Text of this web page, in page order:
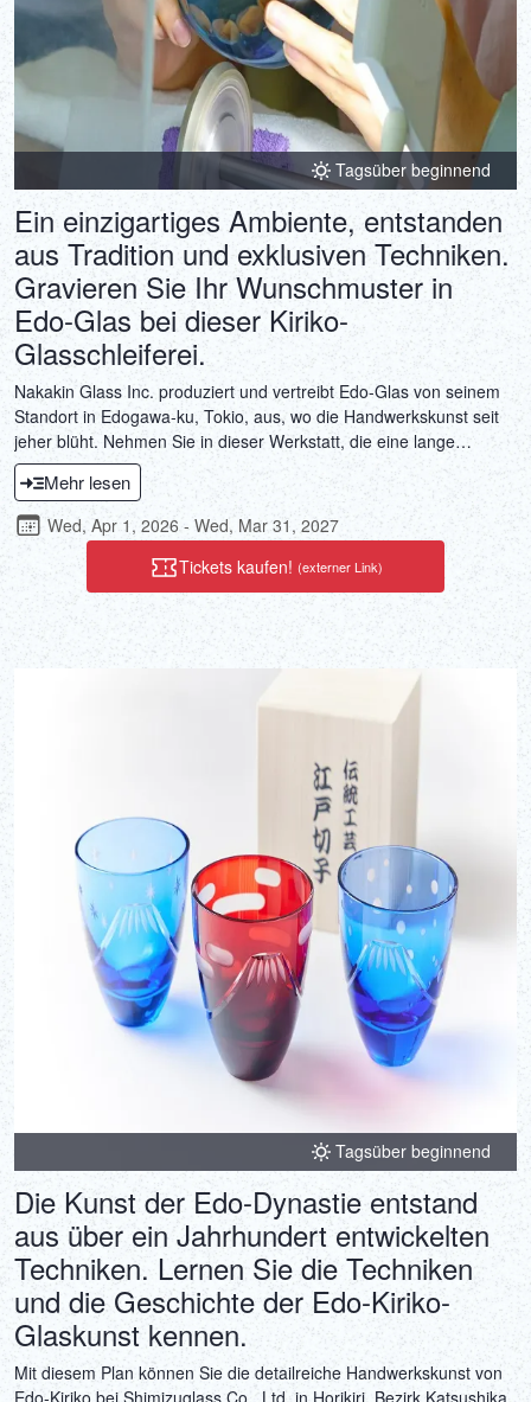
Tagsüber beginnend
Ein einzigartiges Ambiente, entstanden
aus Tradition und exklusiven Techniken.
Gravieren Sie Ihr Wunschmuster in
Edo-Glas bei dieser Kiriko-
Glasschleiferei.
Nakakin Glass Inc. produziert und vertreibt Edo-Glas von seinem
Standort in Edogawa-ku, Tokio, aus, wo die Handwerkskunst seit
jeher blüht. Nehmen Sie in dieser Werkstatt, die eine lange
Tradition der Edo-Glaskunst pflegt, an einem Kiriko-Schliff-
Workshop teil und gestalten Sie eine Matcha-Teeschale aus Edo-
Glas. Kreieren Sie Ihr eigenes Meisterwerk, indem Sie Ihr
individuelles Muster in eine von einem Kunsthandwerker mit
Schliffarbeiten verzierte Matcha-Teeschale zeichnen und
schnitzen. Genießen Sie anschließend eine Teezeremonie mit
Ihrer fertigen Matcha-Teeschale im Tatami-Bereich der Werkstatt.
Erleben Sie die Schönheit der Farben und die Brillanz des Edo-
Glases sowie die Kunstfertigkeit seiner Verarbeitung.
Mehr lesen
Wed, Apr 1, 2026 - Wed, Mar 31, 2027
Tickets kaufen! (externer Link)
Tagsüber beginnend
Die Kunst der Edo-Dynastie entstand
aus über ein Jahrhundert entwickelten
Techniken. Lernen Sie die Techniken
und die Geschichte der Edo-Kiriko-
Glaskunst kennen.
Mit diesem Plan können Sie die detailreiche Handwerkskunst von
Edo-Kiriko bei Shimizuglass Co., Ltd. in Horikiri, Bezirk Katsushika,